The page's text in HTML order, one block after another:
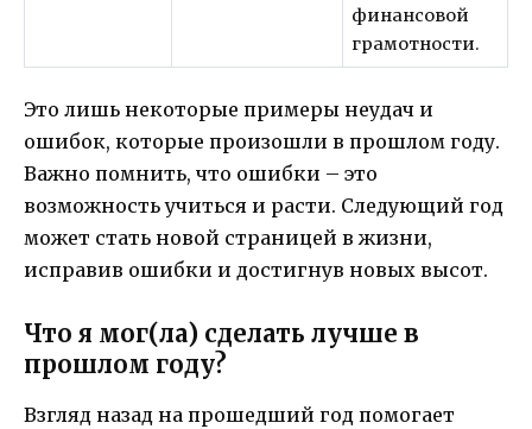
финансовой
грамотности.
Это лишь некоторые примеры неудач и
ошибок, которые произошли в прошлом году.
Важно помнить, что ошибки – это
возможность учиться и расти. Следующий год
может стать новой страницей в жизни,
исправив ошибки и достигнув новых высот.
Что я мог(ла) сделать лучше в
прошлом году?
Взгляд назад на прошедший год помогает